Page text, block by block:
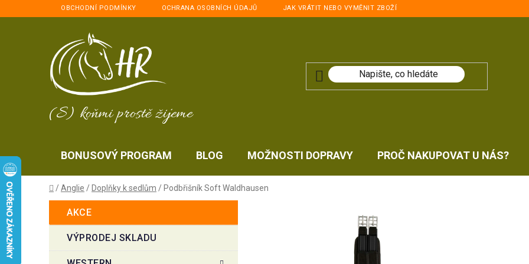
na
OBCHODNÍ PODMÍNKY OCHRANA OSOBNÍCH ÚDAJŮ JAK VRÁTIT NEBO VYMĚNIT ZBOŽÍ
(S) koňmi prostě žijeme
BONUSOVÝ PROGRAM BLOG MOŽNOSTI DOPRAVY PROČ NAKUPOVAT U NÁS?
Domů
/Anglie / Doplňky k sedlům / Podbřišník Soft Waldhausen
o
t
kategorie
AKCE
VÝPRODEJ SKLADU